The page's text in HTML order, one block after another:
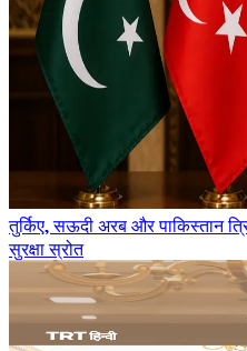
तुर्किए, सऊदी अरब और पाकिस्तान
सुरक्षा स्रोत